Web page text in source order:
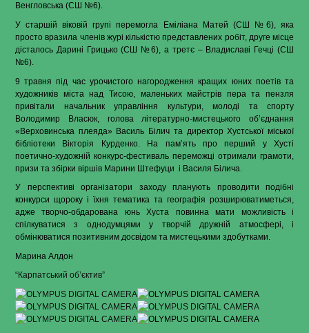
Венгловська (СШ №6).
У старшій віковій групі перемогла Еміліана Матей (СШ №6), яка
просто вразила членів журі кількістю представлених робіт, друге місце
дісталось Дарині Грицько (СШ №6), а третє – Владиславі Гечці (СШ
№6).
9 травня під час урочистого нагородження кращих юних поетів та
художників міста над Тисою, маленьких майстрів пера та пензля
привітали начальник управління культури, молоді та спорту
Володимир Власюк, голова літературно-мистецького об’єднання
«Верховинська плеяда» Василь Білич та директор Хустської міської
бібліотеки Вікторія Курденко. На пам’ять про перший у Хусті
поетично-художній конкурс-фестиваль переможці отримали грамоти,
призи та збірки віршів Марини Штефуци і Василя Білича.
У перспективі організатори заходу планують проводити подібні
конкурси щороку і їхня тематика та географія розширюватиметься,
адже творчо-обдарована юнь Хуста повинна мати можливість і
спілкуватися з однодумцями у творчій дружній атмосфері, і
обмінюватися позитивним досвідом та мистецькими здобутками.
Марина Алдон
“Карпатський об’єктив”